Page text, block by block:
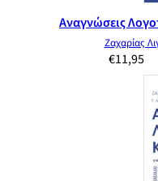
Αναγνώσεις
Ζαχαρίας
€11,95